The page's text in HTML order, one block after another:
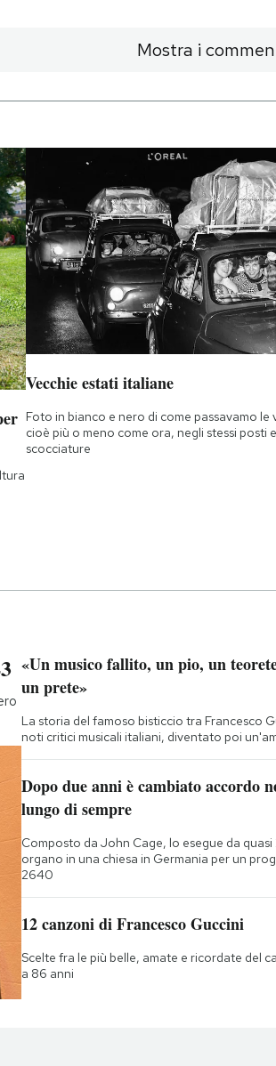
Mostra i
Vecchie estati italiane
Foto in bianco e nero di come passavamo le
cioè più o meno come ora, negli stessi posti
scocciature
«Un musico fallito, un pio, un
un prete»
La storia del famoso bisticcio tra Francesco
noti critici musicali italiani, diventato poi
Dopo due anni è cambiato accordo
lungo di sempre
Composto da John Cage, lo esegue da
organo in una chiesa in Germania per un
2640
12 canzoni di Francesco Guccini
Scelte fra le più belle, amate e ricordate del
a 86 anni